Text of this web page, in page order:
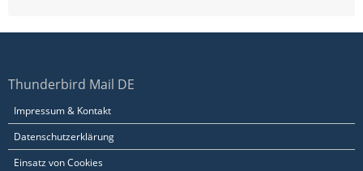
Thunderbird Mail DE
Impressum & Kontakt
Datenschutzerklärung
Einsatz von Cookies